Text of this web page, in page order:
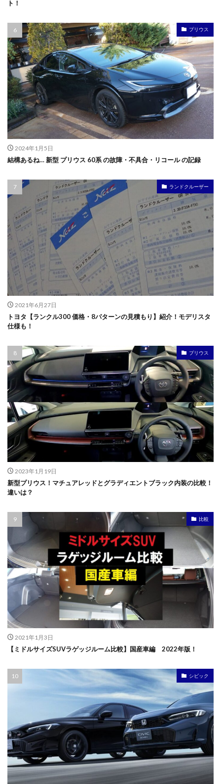
ト！
プリウス
2024年1月5日
結構あるね… 新型 プリウス 60系 の故障・不具合・リコール の記録
ランドクルーザー
2021年6月27日
トヨタ【ランクル300 価格・8パターンの見積もり】紹介！モデリスタ
仕様も！
プリウス
2023年1月19日
新型プリウス！マチュアレッドとグラディエントブラック内装の比較！
違いは？
比較
2021年1月3日
【ミドルサイズSUVラゲッジルーム比較】国産車編 2022年版！
シビック